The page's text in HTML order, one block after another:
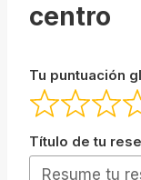
centro
Tu puntuación
Título de tu